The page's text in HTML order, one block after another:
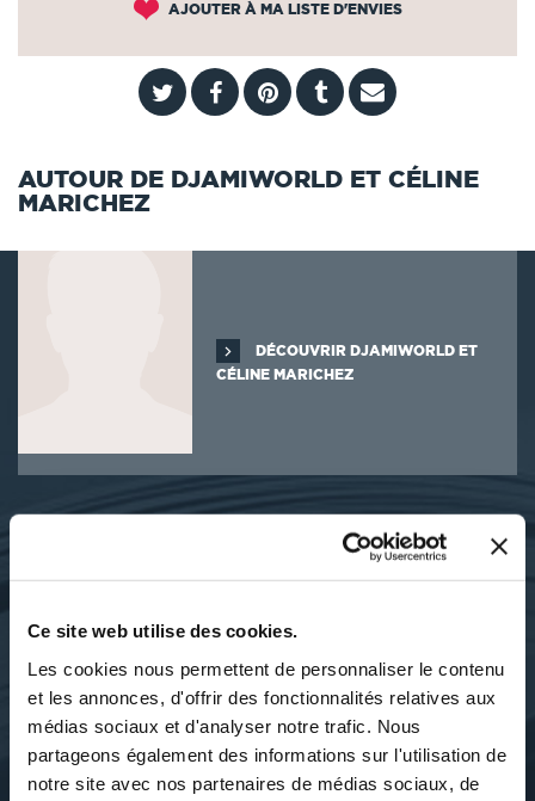
Ce site web utilise des cookies.
Les cookies nous permettent de personnaliser le contenu
et les annonces, d'offrir des fonctionnalités relatives aux
médias sociaux et d'analyser notre trafic. Nous
partageons également des informations sur l'utilisation de
notre site avec nos partenaires de médias sociaux, de
AJOUTER À MA LISTE D'ENVIES
AUTOUR DE DJAMIWORLD ET CÉLINE
MARICHEZ
DÉCOUVRIR DJAMIWORLD ET
CÉLINE MARICHEZ
SES OUVRAGES